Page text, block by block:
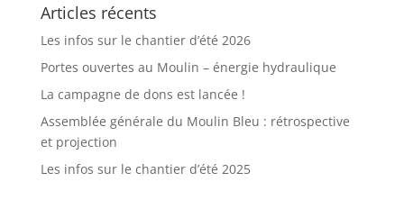
Articles récents
Les infos sur le chantier d’été 2026
Portes ouvertes au Moulin – énergie hydraulique
La campagne de dons est lancée !
Assemblée générale du Moulin Bleu : rétrospective
et projection
Les infos sur le chantier d’été 2025